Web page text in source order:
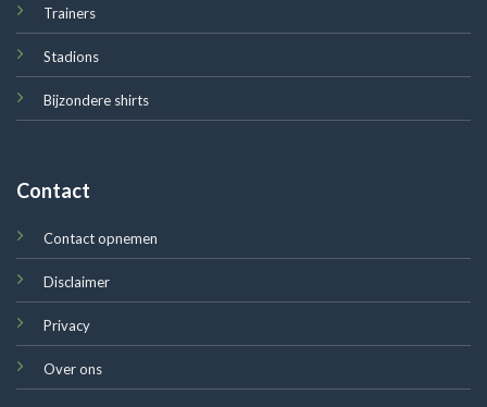
Trainers
Stadions
Bijzondere shirts
Contact
Contact opnemen
Disclaimer
Privacy
Over ons